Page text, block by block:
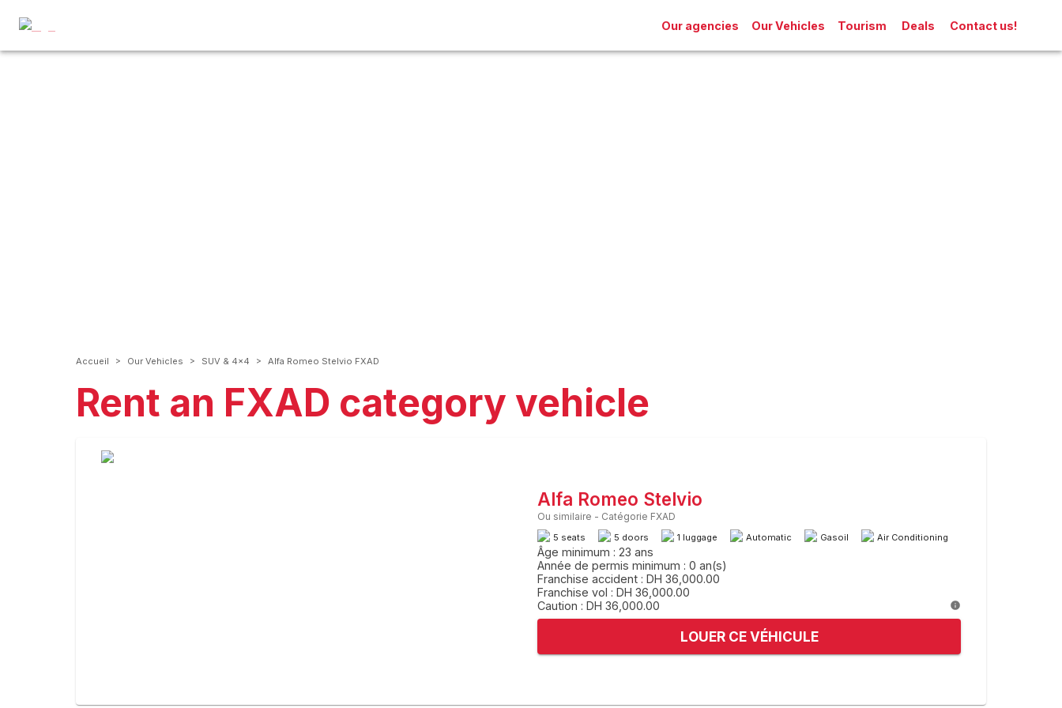
Our agencies Our Vehicles Tourism Deals Contact us!
Accueil > Our Vehicles > SUV & 4x4 > Alfa Romeo Stelvio FXAD
Rent an FXAD category vehicle
Alfa Romeo Stelvio
Ou similaire - Catégorie FXAD
5 seats 5 doors 1 luggage Automatic Gasoil Air Conditioning
Âge minimum : 23 ans
Année de permis minimum : 0 an(s)
Franchise accident : DH 36,000.00
Franchise vol : DH 36,000.00
Caution : DH 36,000.00
LOUER CE VÉHICULE